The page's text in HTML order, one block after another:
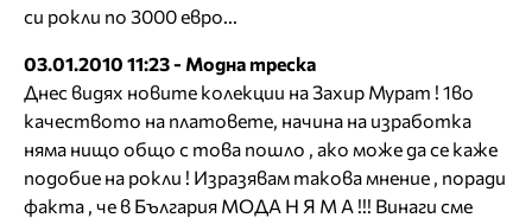
си рокли по 3000 евро...
03.01.2010 11:23 - Модна треска
Днес видях новите колекции на Захир Мурат ! 1во
качеството на платовете, начина на изработка
няма нищо общо с това пошло , ако може да се каже
подобие на рокли ! Изразявам такова мнение , поради
факта , че в България МОДА Н Я М А !!! Винаги сме